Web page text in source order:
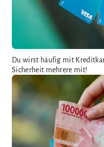
Du wirst häufig mit
Sicherheit mehrere mit!